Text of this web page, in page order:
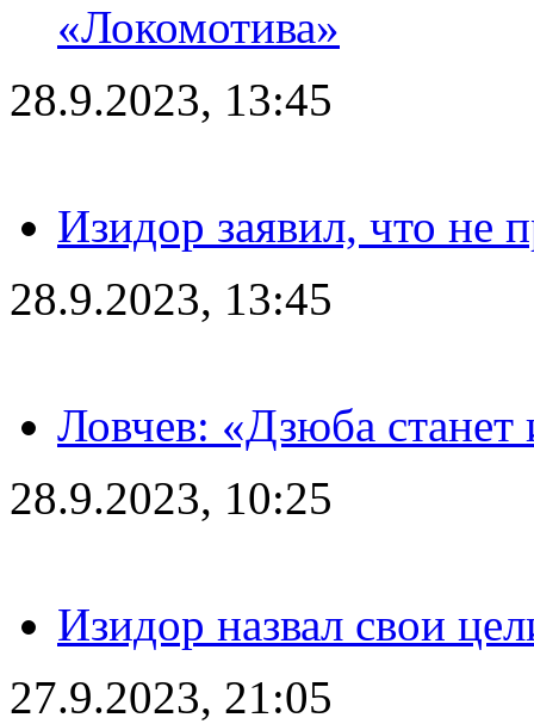
«Локомотива»
28.9.2023, 13:45
Изидор заявил, что не
28.9.2023, 13:45
Ловчев: «Дзюба станет
28.9.2023, 10:25
Изидор назвал свои
27.9.2023, 21:05